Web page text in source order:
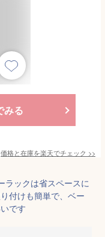
みる
価格と在庫を楽天でチェック >>
ラックは省スペースに
付けも簡単で、ベー
です